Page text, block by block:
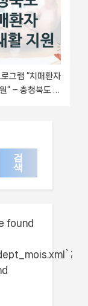
그램 “치매환자
” – 충청북도 자
검
색
found